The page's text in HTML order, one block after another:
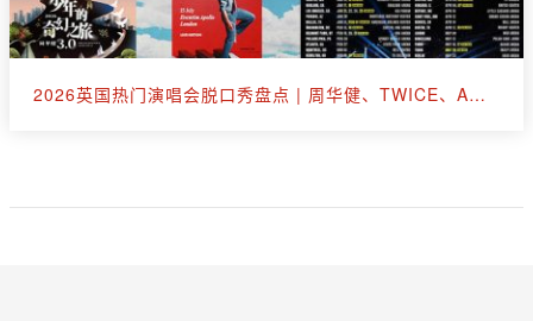
2026英国热门演唱会脱口秀盘点 | 周华健、TWICE、A妹、断眉、王嘉尔